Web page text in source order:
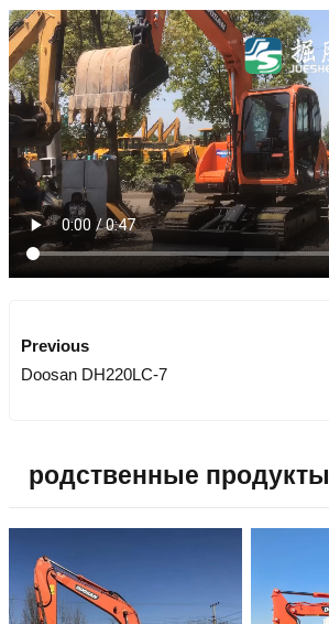
Previous
Doosan DH220LC-7
родственные продукты